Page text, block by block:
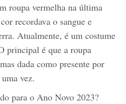
roupa vermelha na última
recordava o sangue e
Atualmente, é um costume
principal é que a roupa
dada como presente por
vez.
para o Ano Novo 2023?